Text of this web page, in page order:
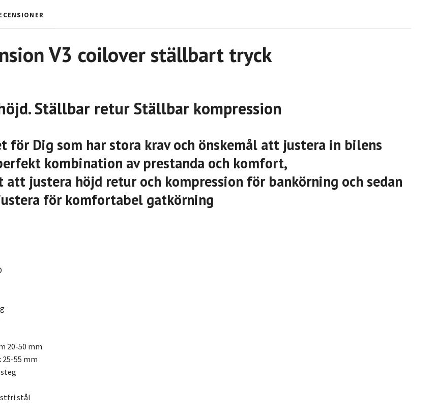
V3 coilover ställbart tryck
Ställbar retur Ställbar kompression
för Dig som har stora krav och önskemål att justera in bilens
kombination av prestanda och komfort,
att justera höjd retur och kompression för bankörning och sedan
för komfortabel gatkörning
20-50 mm
55 mm
stål